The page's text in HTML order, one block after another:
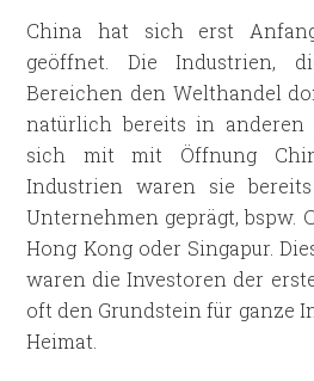
China hat sich erst
geöffnet. Die Industrien,
Bereichen den Welthandel
natürlich bereits in anderen
sich mit mit Öffnung
Industrien waren sie
Unternehmen geprägt, bspw.
Hong Kong oder Singapur.
waren die Investoren der
oft den Grundstein für ganze
Heimat.